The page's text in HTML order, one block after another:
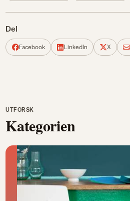
Del
Facebook LinkedIn X
UTFORSK
Kategorien